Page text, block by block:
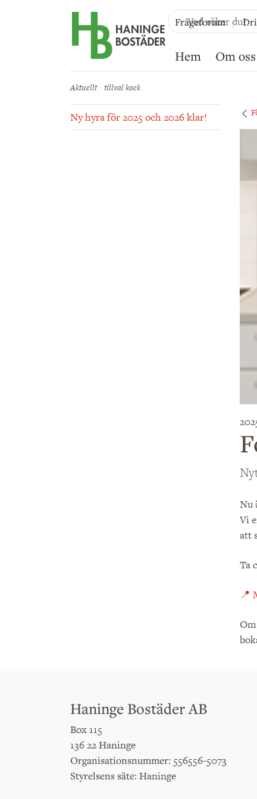
Hem Om oss
Frågeforum
Aktuellt tillval koek
Ny hyra för 2025 och 2026 klar!
Nu
Vi
att
Ta
📍
Haninge Bostäder AB
Box 115
136 22 Haninge
Organisationsnummer: 556556-5073
Styrelsens säte: Haninge